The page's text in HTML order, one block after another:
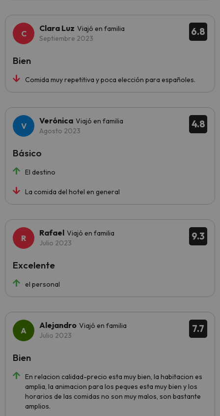
6.8
Clara Luz Viajó en familia
Septiembre 2023
Comida muy repetitiva y poca elección para españoles.
Bien
4.8
Verónica Viajó en familia
Agosto 2023
El destino
La comida del hotel en general
Básico
9.3
Rafael Viajó en familia
Julio 2023
el personal
Excelente
7.7
Alejandro Viajó en familia
Julio 2023
En relacion calidad-precio esta muy bien, la habitacion es
amplia, la animacion para los peques esta muy bien y los
horarios de las comidas no son muy malos, son bastante
amplios.
Bien